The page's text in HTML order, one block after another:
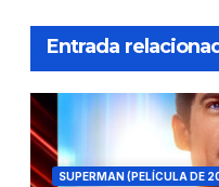
Entrada
SUPERMAN (PELÍCULA DE